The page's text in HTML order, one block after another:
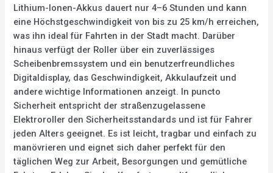
Lithium-Ionen-Akkus dauert nur 4–6 Stunden und kann
eine Höchstgeschwindigkeit von bis zu 25 km/h erreichen,
was ihn ideal für Fahrten in der Stadt macht. Darüber
hinaus verfügt der Roller über ein zuverlässiges
Scheibenbremssystem und ein benutzerfreundliches
Digitaldisplay, das Geschwindigkeit, Akkulaufzeit und
andere wichtige Informationen anzeigt. In puncto
Sicherheit entspricht der straßenzugelassene
Elektroroller den Sicherheitsstandards und ist für Fahrer
jeden Alters geeignet. Es ist leicht, tragbar und einfach zu
manövrieren und eignet sich daher perfekt für den
täglichen Weg zur Arbeit, Besorgungen und gemütliche